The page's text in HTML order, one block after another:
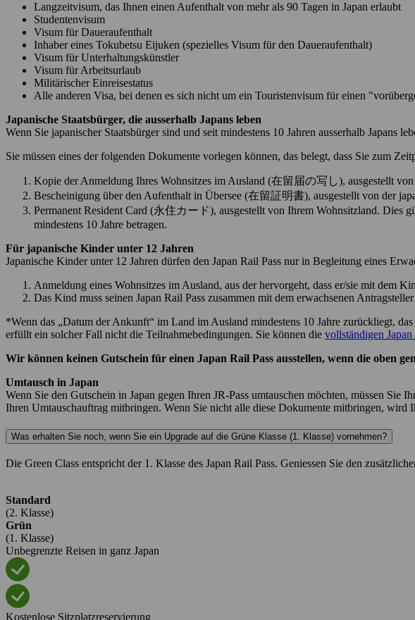
Langzeitvisum, das Ihnen einen Aufenthalt von mehr als 90 Tagen in Japan erlaubt
Studentenvisum
Visum für Daueraufenthalt
Inhaber eines Tokubetsu Eijuken (spezielles Visum für den Daueraufenthalt)
Visum für Unterhaltungskünstler
Visum für Arbeitsurlaub
Militärischer Einreisestatus
Alle anderen Visa, bei denen es sich nicht um ein Touristenvisum für einen
Japanische Staatsbürger, die ausserhalb Japans leben
Wenn Sie japanischer Staatsbürger sind und seit mindestens 10 Jahren ausserhalb Japans
Sie müssen eines der folgenden Dokumente vorlegen können, das belegt, dass Sie zum
Kopie der Anmeldung Ihres Wohnsitzes im Ausland (在留届の写し), ausgestellt
Bescheinigung über den Aufenthalt in Übersee (在留証明書), ausgestellt von der
Permanent Resident Card (永住カード), ausgestellt von Ihrem Wohnsitzland. Dies
mindestens 10 Jahre betragen.
Für japanische Kinder unter 12 Jahren
Japanische Kinder unter 12 Jahren dürfen den Japan Rail Pass nur in Begleitung eines
Anmeldung eines Wohnsitzes im Ausland, aus der hervorgeht, dass er/sie mit dem
Das Kind muss seinen Japan Rail Pass zusammen mit dem erwachsenen
*Wenn das „Datum der Ankunft“ im Land im Ausland mindestens 10 Jahre zurückliegt,
erfüllt ein solcher Fall nicht die Teilnahmebedingungen. Sie können die vollständigen
Wir können keinen Gutschein für einen Japan Rail Pass ausstellen, wenn die oben
Umtausch in Japan
Wenn Sie den Gutschein in Japan gegen Ihren JR-Pass umtauschen möchten, müssen Sie
Ihren Umtauschauftrag mitbringen. Wenn Sie nicht alle diese Dokumente mitbringen, wird
Was erhalten Sie noch, wenn Sie ein Upgrade auf die Grüne Klasse (1. Klasse) vornehmen?
Die Green Class entspricht der 1. Klasse des Japan Rail Pass. Geniessen Sie den
Standard
(2. Klasse)
Grün
(1. Klasse)
Unbegrenzte Reisen in ganz Japan
Kostenlose Sitzplatzreservierung